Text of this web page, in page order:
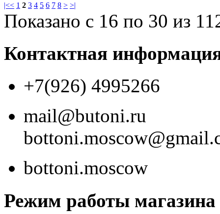
|<< 1 2 3 4 5 6 7 8 > >|
Показано с 16 по 30 из
Контактная
+7(926) 4995266
mail@butoni.ru
bottoni.moscow
Режим работы